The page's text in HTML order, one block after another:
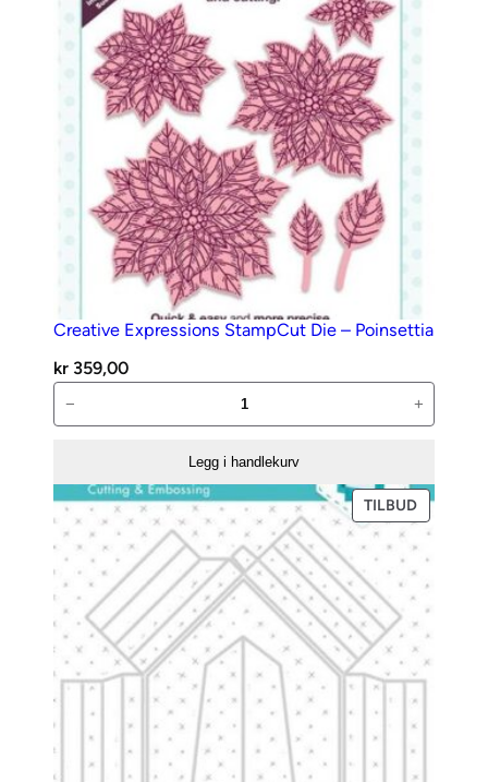
antall
Creative Expressions StampCut Die – Poinsettia
kr 359,00
Expressions
–
Poinsettia
antall
− +
Legg i handlekurv
TILBUDPRODUKT
PÅ
SALG